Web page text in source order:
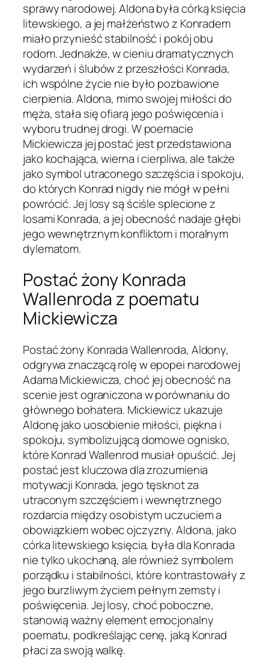
sprawy narodowej. Aldona była córką księcia
litewskiego, a jej małżeństwo z Konradem
miało przynieść stabilność i pokój obu
rodom. Jednakże, w cieniu dramatycznych
wydarzeń i ślubów z przeszłości Konrada,
ich wspólne życie nie było pozbawione
cierpienia. Aldona, mimo swojej miłości do
męża, stała się ofiarą jego poświęcenia i
wyboru trudnej drogi. W poemacie
Mickiewicza jej postać jest przedstawiona
jako kochająca, wierna i cierpliwa, ale także
jako symbol utraconego szczęścia i spokoju,
do których Konrad nigdy nie mógł w pełni
powrócić. Jej losy są ściśle splecione z
losami Konrada, a jej obecność nadaje głębi
jego wewnętrznym konfliktom i moralnym
dylematom.
Postać żony Konrada
Wallenroda z poematu
Mickiewicza
Postać żony Konrada Wallenroda, Aldony,
odgrywa znaczącą rolę w epopei narodowej
Adama Mickiewicza, choć jej obecność na
scenie jest ograniczona w porównaniu do
głównego bohatera. Mickiewicz ukazuje
Aldonę jako uosobienie miłości, piękna i
spokoju, symbolizującą domowe ognisko,
które Konrad Wallenrod musiał opuścić. Jej
postać jest kluczowa dla zrozumienia
motywacji Konrada, jego tęsknot za
utraconym szczęściem i wewnętrznego
rozdarcia między osobistym uczuciem a
obowiązkiem wobec ojczyzny. Aldona, jako
córka litewskiego księcia, była dla Konrada
nie tylko ukochaną, ale również symbolem
porządku i stabilności, które kontrastowały z
jego burzliwym życiem pełnym zemsty i
poświęcenia. Jej losy, choć poboczne,
stanowią ważny element emocjonalny
poematu, podkreślając cenę, jaką Konrad
płaci za swoją walkę.